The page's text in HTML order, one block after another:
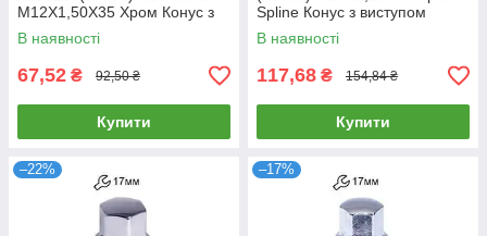
M12X1,50X35 Хром Конус з
виступом ключ 17 мм
В наявності
67,52 ₴ 92,50 ₴
Купити
Spline Конус з виступом
діаметр Cпецключа 20 мм
В наявності
117,68 ₴ 154,84 ₴
Купити
–22% –17%